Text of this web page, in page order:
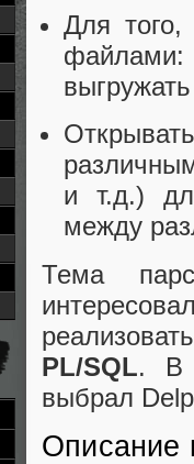
Для
и т.д.)
между
Тема
PL/SQL. В
выбрал
Описание